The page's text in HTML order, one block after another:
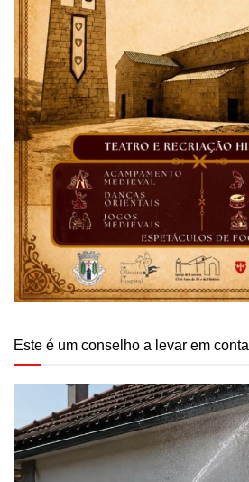
Este é um conselho a levar em conta